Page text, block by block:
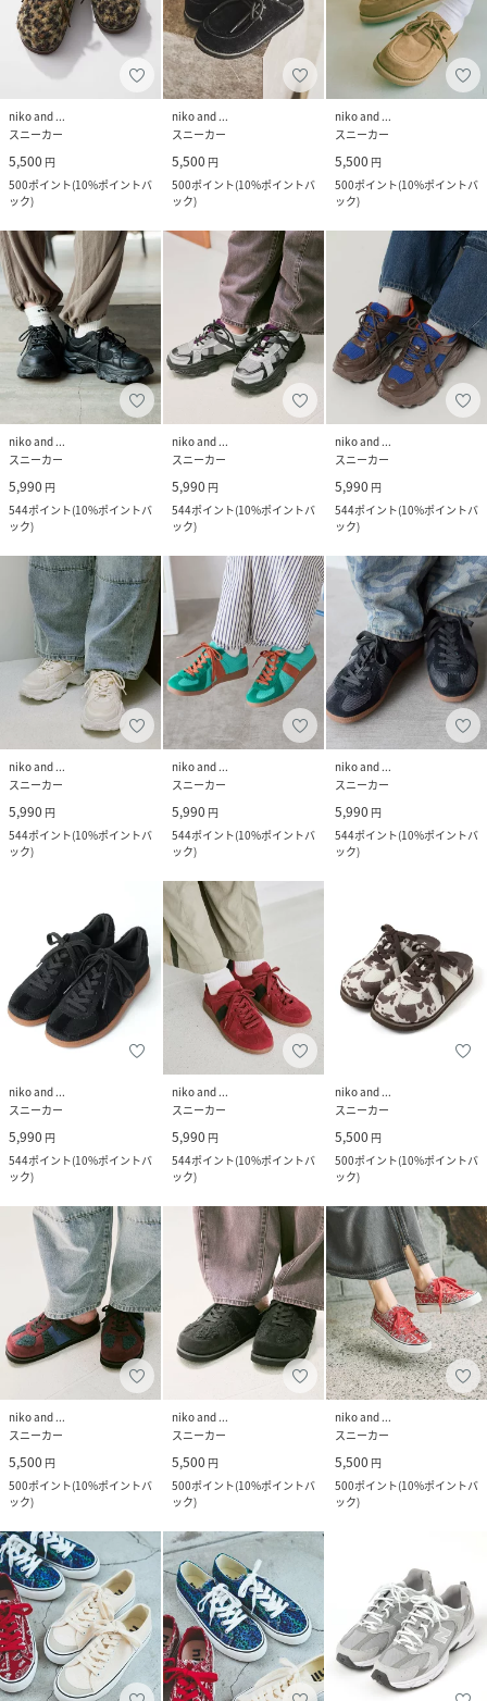
niko and ...
スニーカー
5,500 円
500ポイント(10%ポイントバ
ック)
niko and ...
スニーカー
5,500 円
500ポイント(10%ポイントバ
ック)
niko and ...
スニーカー
5,500 円
500ポイント(10%ポイントバ
ック)
niko and ...
スニーカー
5,990 円
544ポイント(10%ポイントバ
ック)
niko and ...
スニーカー
5,990 円
544ポイント(10%ポイントバ
ック)
niko and ...
スニーカー
5,990 円
544ポイント(10%ポイントバ
ック)
niko and ...
スニーカー
5,990 円
544ポイント(10%ポイントバ
ック)
niko and ...
スニーカー
5,990 円
544ポイント(10%ポイントバ
ック)
niko and ...
スニーカー
5,990 円
544ポイント(10%ポイントバ
ック)
niko and ...
スニーカー
5,990 円
544ポイント(10%ポイントバ
ック)
niko and ...
スニーカー
5,990 円
544ポイント(10%ポイントバ
ック)
niko and ...
スニーカー
5,500 円
500ポイント(10%ポイントバ
ック)
niko and ...
スニーカー
5,500 円
500ポイント(10%ポイントバ
ック)
niko and ...
スニーカー
5,500 円
500ポイント(10%ポイントバ
ック)
niko and ...
スニーカー
5,500 円
500ポイント(10%ポイントバ
ック)